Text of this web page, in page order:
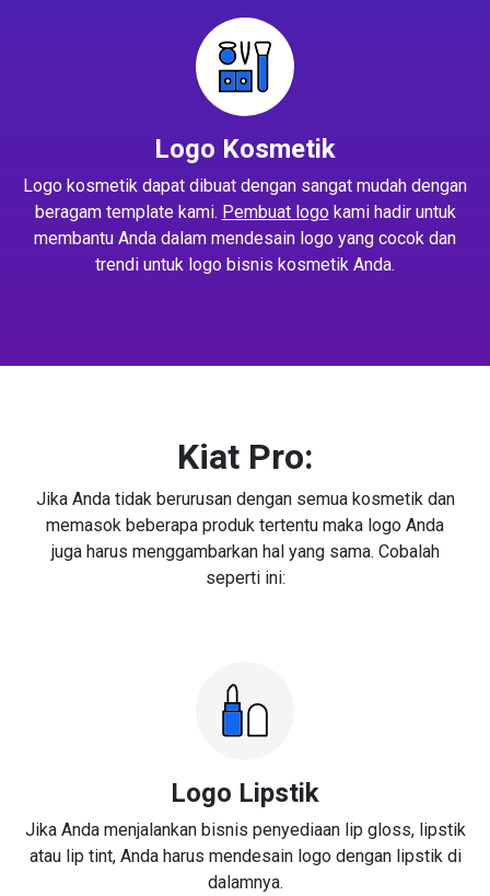
Logo Kosmetik
Logo kosmetik dapat dibuat dengan sangat mudah dengan
beragam template kami. Pembuat logokami hadir untuk
membantu Anda dalam mendesain logo yang cocok dan
trendi untuk logo bisnis kosmetik Anda.
Kiat Pro:
Jika Anda tidak berurusan dengan semua kosmetik dan
memasok beberapa produk tertentu maka logo Anda
juga harus menggambarkan hal yang sama. Cobalah
seperti ini:
Logo Lipstik
Jika Anda menjalankan bisnis penyediaan lip gloss, lipstik
atau lip tint, Anda harus mendesain logo dengan lipstik di
dalamnya.